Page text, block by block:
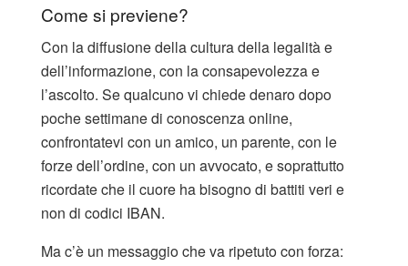
Come si previene?
Con la diffusione della cultura della legalità e
dell’informazione, con la consapevolezza e
l’ascolto. Se qualcuno vi chiede denaro dopo
poche settimane di conoscenza online,
confrontatevi con un amico, un parente, con le
forze dell’ordine, con un avvocato, e soprattutto
ricordate che il cuore ha bisogno di battiti veri e
non di codici IBAN.
Ma c’è un messaggio che va ripetuto con forza: